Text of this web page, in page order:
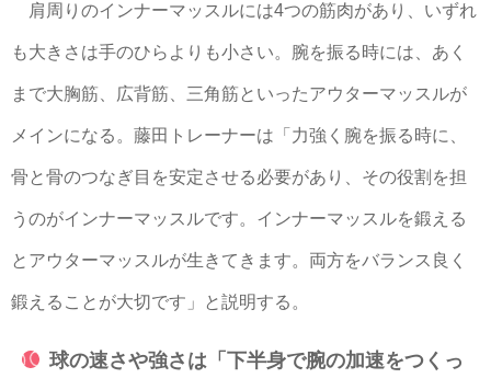
肩周りのインナーマッスルには4つの筋肉があり、いずれ
も大きさは手のひらよりも小さい。腕を振る時には、あく
まで大胸筋、広背筋、三角筋といったアウターマッスルが
メインになる。藤田トレーナーは「力強く腕を振る時に、
骨と骨のつなぎ目を安定させる必要があり、その役割を担
うのがインナーマッスルです。インナーマッスルを鍛える
とアウターマッスルが生きてきます。両方をバランス良く
鍛えることが大切です」と説明する。
球の速さや強さは「下半身で腕の加速をつくっ